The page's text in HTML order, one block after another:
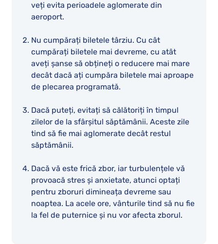
veți evita perioadele aglomerate din
aeroport.
Nu cumpărați biletele târziu. Cu cât
cumpărați biletele mai devreme, cu atât
aveți șanse să obțineți o reducere mai mare
decât dacă ați cumpăra biletele mai aproape
de plecarea programată.
Dacă puteți, evitați să călătoriți în timpul
zilelor de la sfârșitul săptămânii. Aceste zile
tind să fie mai aglomerate decât restul
săptămânii.
Dacă vă este frică zbor, iar turbulențele vă
provoacă stres și anxietate, atunci optați
pentru zboruri dimineața devreme sau
noaptea. La acele ore, vânturile tind să nu fie
la fel de puternice și nu vor afecta zborul.